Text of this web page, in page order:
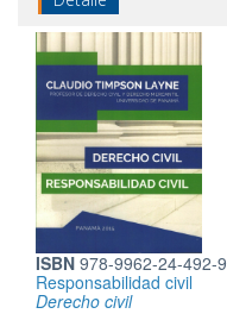
ISBN 978-9962-24-492-9
Responsabilidad civil
Derecho civil